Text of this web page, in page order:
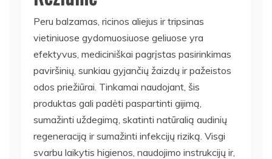
Peru balzamas, ricinos aliejus ir tripsinas
vietiniuose gydomuosiuose geliuose yra
efektyvus, mediciniškai pagrįstas pasirinkimas
paviršinių, sunkiau gyjančių žaizdų ir pažeistos
odos priežiūrai. Tinkamai naudojant, šis
produktas gali padėti paspartinti gijimą,
sumažinti uždegimą, skatinti natūralią audinių
regeneraciją ir sumažinti infekcijų riziką. Visgi
svarbu laikytis higienos, naudojimo instrukcijų ir,